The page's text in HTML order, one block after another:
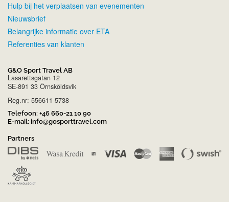
Hulp bij het verplaatsen van evenementen
Nieuwsbrief
Belangrijke informatie over ETA
Referenties van klanten
G&O Sport Travel AB
Lasarettsgatan 12
SE-891 33 Örnsköldsvik
Reg.nr: 556611-5738
Telefoon: +46 660-21 10 90
E-mail: info@gosporttravel.com
Partners